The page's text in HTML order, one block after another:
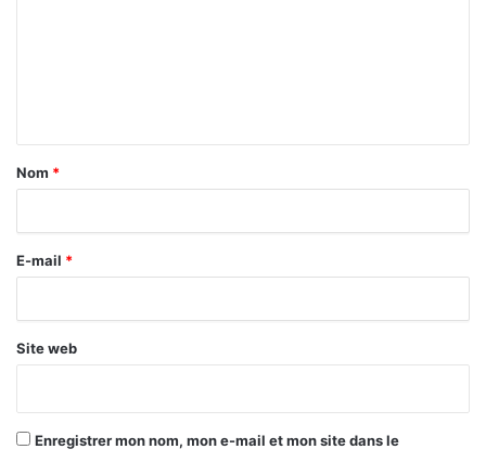
a
r
e
Nom *
E-mail *
Site web
Enregistrer mon nom, mon e-mail et mon site dans le